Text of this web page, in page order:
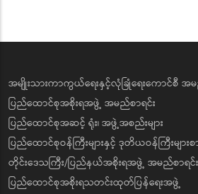
အမျိုးသားကာကွယ်ရေးနှင့်လုံခြုံရေးကောင်စီ အမ
ပြည်ထောင်စုအစိုးရအဖွဲ့ အမည်စာရင်း
ပြည်ထောင်စုအဆင့် ရုံး၊ အဖွဲ့အစည်းများ
ပြည်ထောင်စုဝန်ကြီးများနှင့် ဒုတိယဝန်ကြီးများစ
တိုင်းဒေသကြီး/ပြည်နယ်အစိုးရအဖွဲ့ အမည်စာရင်း
ပြည်ထောင်စုအစိုးရသတင်းထုတ်ပြန်ရေးအဖွဲ့